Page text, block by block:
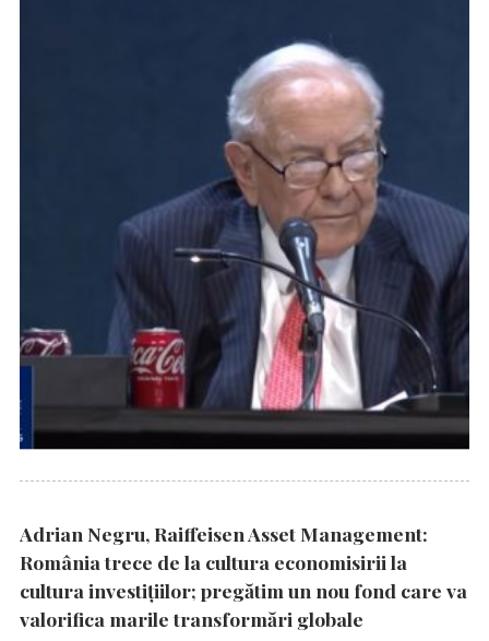
Adrian Negru, Raiffeisen Asset Management:
România trece de la cultura economisirii la
cultura investițiilor; pregătim un nou fond care va
valorifica marile transformări globale